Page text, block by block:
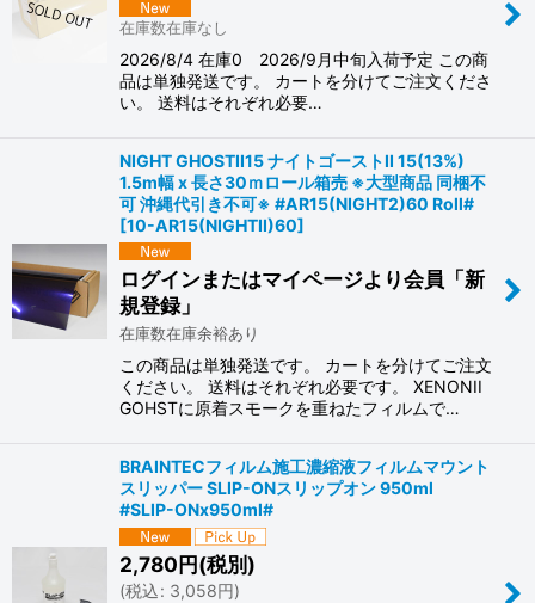
在庫数在庫なし
2026/8/4 在庫0 2026/9月中旬入荷予定 この商
品は単独発送です。 カートを分けてご注文くださ
い。 送料はそれぞれ必要…
NIGHT GHOSTII15 ナイトゴーストII 15(13%)
1.5m幅 x 長さ30ｍロール箱売 ※大型商品 同梱不
可 沖縄代引き不可※ #AR15(NIGHT2)60 Roll#
[10-AR15(NIGHTII)60]
ログインまたはマイページより会員「新
規登録」
在庫数在庫余裕あり
この商品は単独発送です。 カートを分けてご注文
ください。 送料はそれぞれ必要です。 XENONII
GOHSTに原着スモークを重ねたフィルムで…
BRAINTECフィルム施工濃縮液フィルムマウント
スリッパー SLIP-ONスリップオン 950ml
#SLIP-ONx950ml#
2,780円(税別)
(税込: 3,058円)